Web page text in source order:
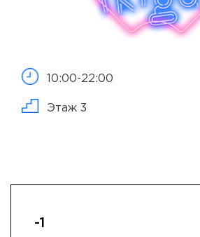
10:00-22:00
Этаж 3
-1